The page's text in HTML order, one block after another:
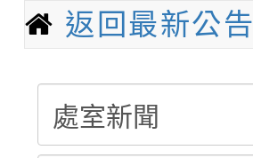
結果(第12招)
賽及師生本
賽實施要點
轉知：「桃
比賽實施要
轉知：「
動辦法」
轉知臺中市
返回最新公